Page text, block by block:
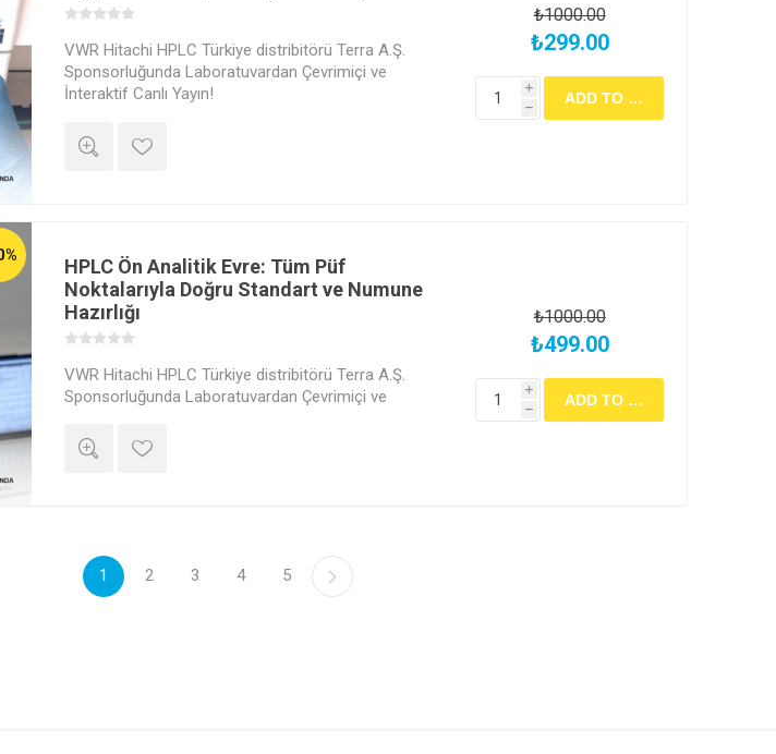
VWR Hitachi HPLC Türkiye distribitörü Terra A.Ş.
Sponsorluğunda Laboratuvardan Çevrimiçi ve
İnteraktif Canlı Yayın!
₺1000.00
₺299.00
i
h
HPLC Ön Analitik Evre: Tüm Püf
Noktalarıyla Doğru Standart ve Numune
Hazırlığı
VWR Hitachi HPLC Türkiye distribitörü Terra A.Ş.
Sponsorluğunda Laboratuvardan Çevrimiçi ve
₺1000.00
₺499.00
i
h
1 2 3 4 5